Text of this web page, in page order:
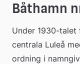
Båthamn
Under 1930-talet
centrala Luleå
ordning i